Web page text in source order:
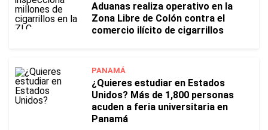
Aduanas realiza operativo en la
Zona Libre de Colón contra el
comercio ilícito de cigarrillos
PANAMÁ
¿Quieres estudiar en Estados
Unidos? Más de 1,800 personas
acuden a feria universitaria en
Panamá